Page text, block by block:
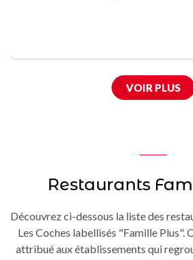
VOIR PLUS
Restaurants
Découvrez ci-dessous la liste des
Les Coches labellisés "Famille Plus".
attribué aux établissements qui